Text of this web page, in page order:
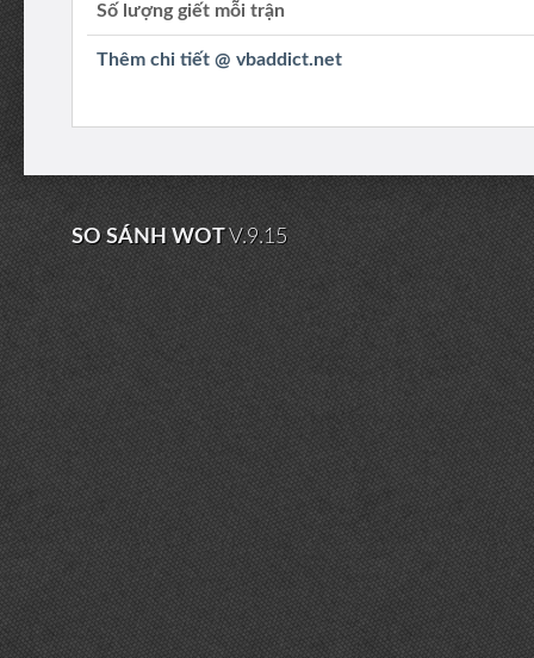
Số lượng giết mỗi trận
Thêm chi tiết @ vbaddict.net
SO SÁNH WOTV.9.15